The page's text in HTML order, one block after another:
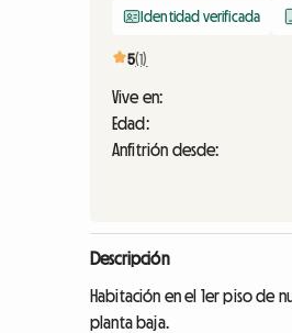
Identidad verificada
5(1)
Vive en:
Edad:
Anfitrión desde:
Descripción
Habitación en el 1er piso de
planta baja.